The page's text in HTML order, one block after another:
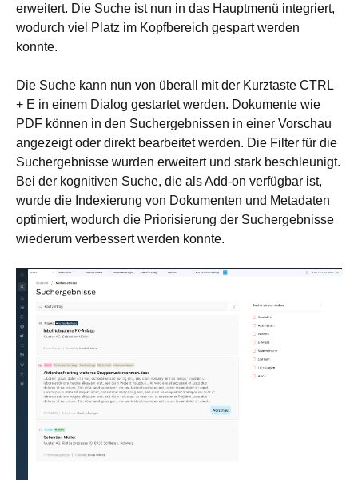
erweitert. Die Suche ist nun in das Hauptmenü integriert,
wodurch viel Platz im Kopfbereich gespart werden
konnte.
Die Suche kann nun von überall mit der Kurztaste CTRL
+ E in einem Dialog gestartet werden. Dokumente wie
PDF können in den Suchergebnissen in einer Vorschau
angezeigt oder direkt bearbeitet werden. Die Filter für die
Suchergebnisse wurden erweitert und stark beschleunigt.
Bei der kognitiven Suche, die als Add-on verfügbar ist,
wurde die Indexierung von Dokumenten und Metadaten
optimiert, wodurch die Priorisierung der Suchergebnisse
wiederum verbessert werden konnte.